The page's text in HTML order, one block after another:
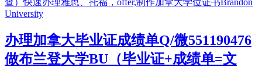
办理加拿大毕业证成绩单Q/微551190476
做布兰登大学BU（毕业证+成绩单=文